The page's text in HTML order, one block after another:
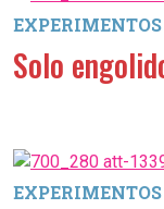
EXPERIMENTOS
Solo
EXPERIMENTOS